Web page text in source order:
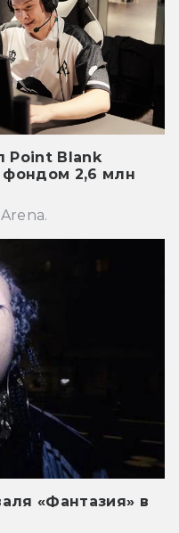
Point Blank
фондом 2,6 млн
«Фантазия» в